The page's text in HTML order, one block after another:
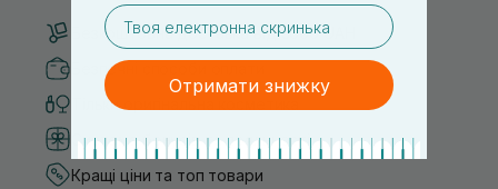
Безкоштовна доставка від 3000 UAH
Безпечні способи оплати
Тільки оригінальна косметика
Система бонусів та лояльності
Кращі ціни та топ товари
email
Отримати знижку